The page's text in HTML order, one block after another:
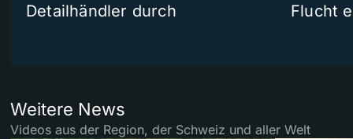
Detailhändler durch
Flucht
Weitere News
Videos aus der Region, der Schweiz und aller Welt